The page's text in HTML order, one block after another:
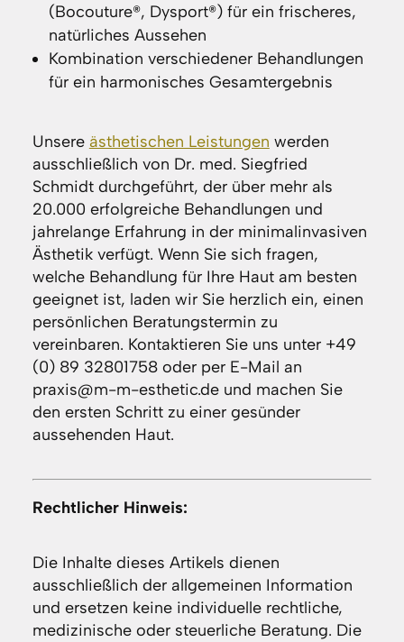
(Bocouture®, Dysport®) für ein frischeres,
natürliches Aussehen
Kombination verschiedener Behandlungen
für ein harmonisches Gesamtergebnis
Unsere ästhetischen Leistungen werden
ausschließlich von Dr. med. Siegfried
Schmidt durchgeführt, der über mehr als
20.000 erfolgreiche Behandlungen und
jahrelange Erfahrung in der minimalinvasiven
Ästhetik verfügt. Wenn Sie sich fragen,
welche Behandlung für Ihre Haut am besten
geeignet ist, laden wir Sie herzlich ein, einen
persönlichen Beratungstermin zu
vereinbaren. Kontaktieren Sie uns unter +49
(0) 89 32801758 oder per E-Mail an
praxis@m-m-esthetic.de und machen Sie
den ersten Schritt zu einer gesünder
aussehenden Haut.
Rechtlicher Hinweis:
Die Inhalte dieses Artikels dienen
ausschließlich der allgemeinen Information
und ersetzen keine individuelle rechtliche,
medizinische oder steuerliche Beratung. Die